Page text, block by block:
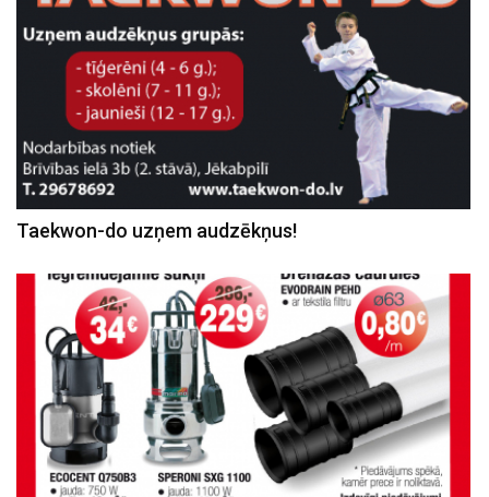
Taekwon-do uzņem audzēkņus!